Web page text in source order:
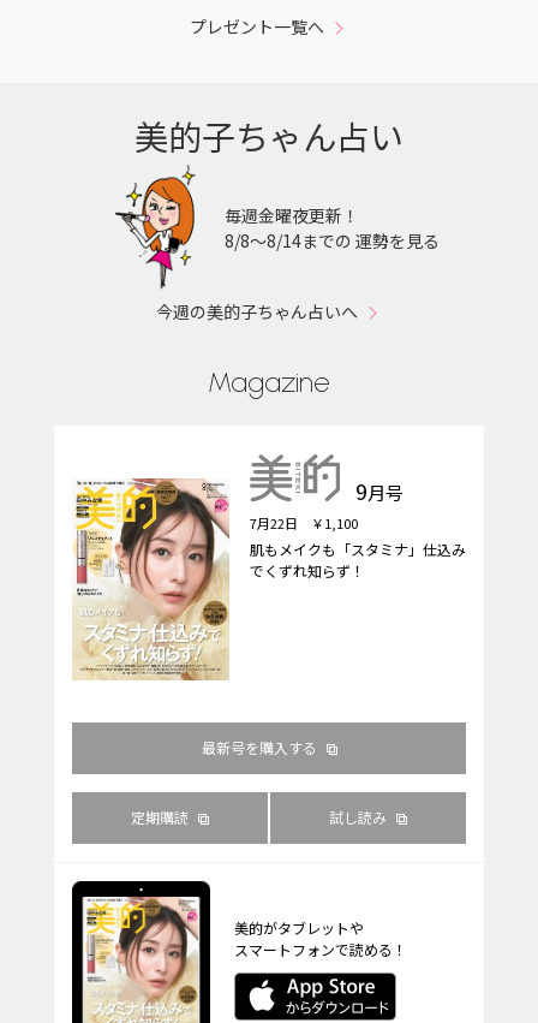
プレゼント一覧へ
美的子ちゃん占い
毎週金曜夜更新！
8/8〜8/14までの 運勢を見る
今週の美的子ちゃん占いへ
Magazine
9月号
7月22日 ￥1,100
肌もメイクも「スタミナ」仕込み
でくずれ知らず！
最新号を購入する
定期購読 試し読み
美的がタブレットや
スマートフォンで読める！